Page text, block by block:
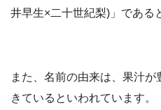
井早生×二十世紀梨)」である
また、名前の由来は、果汁
きているといわれています。